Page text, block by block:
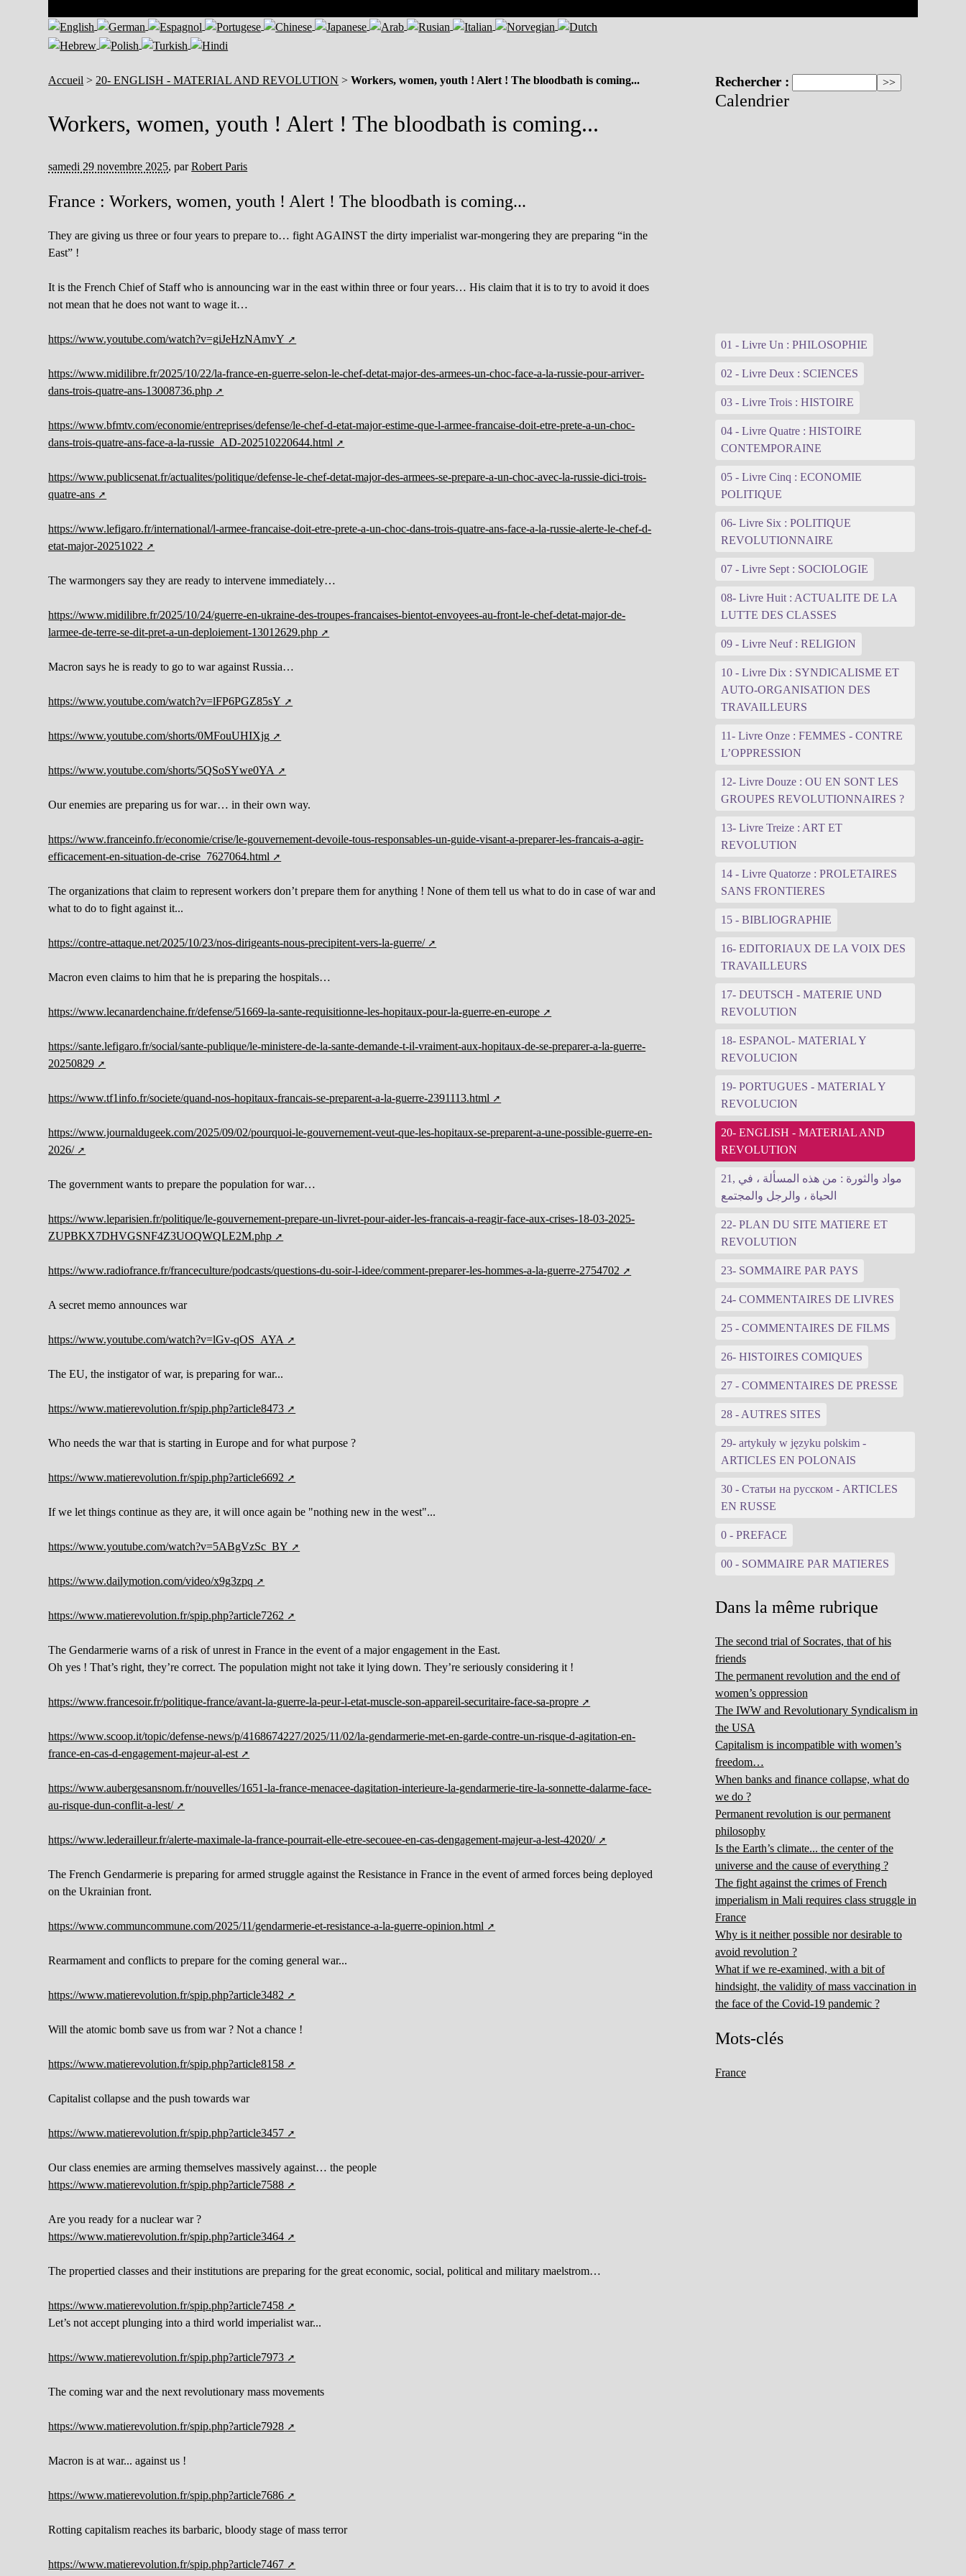
Accueil > 20- ENGLISH - MATERIAL AND REVOLUTION >Workers, women, youth ! Alert ! The bloodbath is coming...
Workers, women, youth ! Alert ! The bloodbath is coming...
samedi 29 novembre 2025,parRobert Paris
France : Workers, women, youth ! Alert ! The bloodbath is coming...
They are giving us three or four years to prepare to… fight AGAINST the dirty imperialist war-mongering they are preparing “in the
East” !
It is the French Chief of Staff who is announcing war in the east within three or four years… His claim that it is to try to avoid it does
not mean that he does not want to wage it…
https://www.youtube.com/watch?v=giJeHzNAmvY
https://www.midilibre.fr/2025/10/22/la-france-en-guerre-selon-le-chef-detat-major-des-armees-un-choc-face-a-la-russie-pour-arriver-
dans-trois-quatre-ans-13008736.php
https://www.bfmtv.com/economie/entreprises/defense/le-chef-d-etat-major-estime-que-l-armee-francaise-doit-etre-prete-a-un-choc-
dans-trois-quatre-ans-face-a-la-russie_AD-202510220644.html
https://www.publicsenat.fr/actualites/politique/defense-le-chef-detat-major-des-armees-se-prepare-a-un-choc-avec-la-russie-dici-trois-
quatre-ans
https://www.lefigaro.fr/international/l-armee-francaise-doit-etre-prete-a-un-choc-dans-trois-quatre-ans-face-a-la-russie-alerte-le-chef-d-
etat-major-20251022
The warmongers say they are ready to intervene immediately…
https://www.midilibre.fr/2025/10/24/guerre-en-ukraine-des-troupes-francaises-bientot-envoyees-au-front-le-chef-detat-major-de-
larmee-de-terre-se-dit-pret-a-un-deploiement-13012629.php
Macron says he is ready to go to war against Russia…
https://www.youtube.com/watch?v=lFP6PGZ85sY
https://www.youtube.com/shorts/0MFouUHIXjg
https://www.youtube.com/shorts/5QSoSYwe0YA
Our enemies are preparing us for war… in their own way.
https://www.franceinfo.fr/economie/crise/le-gouvernement-devoile-tous-responsables-un-guide-visant-a-preparer-les-francais-a-agir-
efficacement-en-situation-de-crise_7627064.html
The organizations that claim to represent workers don’t prepare them for anything ! None of them tell us what to do in case of war and
what to do to fight against it...
https://contre-attaque.net/2025/10/23/nos-dirigeants-nous-precipitent-vers-la-guerre/
Macron even claims to him that he is preparing the hospitals…
https://www.lecanardenchaine.fr/defense/51669-la-sante-requisitionne-les-hopitaux-pour-la-guerre-en-europe
https://sante.lefigaro.fr/social/sante-publique/le-ministere-de-la-sante-demande-t-il-vraiment-aux-hopitaux-de-se-preparer-a-la-guerre-
20250829
https://www.tf1info.fr/societe/quand-nos-hopitaux-francais-se-preparent-a-la-guerre-2391113.html
https://www.journaldugeek.com/2025/09/02/pourquoi-le-gouvernement-veut-que-les-hopitaux-se-preparent-a-une-possible-guerre-en-
2026/
The government wants to prepare the population for war…
https://www.leparisien.fr/politique/le-gouvernement-prepare-un-livret-pour-aider-les-francais-a-reagir-face-aux-crises-18-03-2025-
ZUPBKX7DHVGSNF4Z3UOQWQLE2M.php
https://www.radiofrance.fr/franceculture/podcasts/questions-du-soir-l-idee/comment-preparer-les-hommes-a-la-guerre-2754702
A secret memo announces war
https://www.youtube.com/watch?v=lGv-qOS_AYA
The EU, the instigator of war, is preparing for war...
https://www.matierevolution.fr/spip.php?article8473
Who needs the war that is starting in Europe and for what purpose ?
https://www.matierevolution.fr/spip.php?article6692
If we let things continue as they are, it will once again be "nothing new in the west"...
https://www.youtube.com/watch?v=5ABgVzSc_BY
https://www.dailymotion.com/video/x9g3zpq
https://www.matierevolution.fr/spip.php?article7262
The Gendarmerie warns of a risk of unrest in France in the event of a major engagement in the East.
Oh yes ! That’s right, they’re correct. The population might not take it lying down. They’re seriously considering it !
https://www.francesoir.fr/politique-france/avant-la-guerre-la-peur-l-etat-muscle-son-appareil-securitaire-face-sa-propre
https://www.scoop.it/topic/defense-news/p/4168674227/2025/11/02/la-gendarmerie-met-en-garde-contre-un-risque-d-agitation-en-
france-en-cas-d-engagement-majeur-al-est
https://www.aubergesansnom.fr/nouvelles/1651-la-france-menacee-dagitation-interieure-la-gendarmerie-tire-la-sonnette-dalarme-face-
au-risque-dun-conflit-a-lest/
https://www.lederailleur.fr/alerte-maximale-la-france-pourrait-elle-etre-secouee-en-cas-dengagement-majeur-a-lest-42020/
The French Gendarmerie is preparing for armed struggle against the Resistance in France in the event of armed forces being deployed
on the Ukrainian front.
https://www.communcommune.com/2025/11/gendarmerie-et-resistance-a-la-guerre-opinion.html
Rearmament and conflicts to prepare for the coming general war...
https://www.matierevolution.fr/spip.php?article3482
Will the atomic bomb save us from war ? Not a chance !
https://www.matierevolution.fr/spip.php?article8158
Capitalist collapse and the push towards war
https://www.matierevolution.fr/spip.php?article3457
Our class enemies are arming themselves massively against… the people
https://www.matierevolution.fr/spip.php?article7588
Are you ready for a nuclear war ?
https://www.matierevolution.fr/spip.php?article3464
The propertied classes and their institutions are preparing for the great economic, social, political and military maelstrom…
https://www.matierevolution.fr/spip.php?article7458
Let’s not accept plunging into a third world imperialist war...
https://www.matierevolution.fr/spip.php?article7973
The coming war and the next revolutionary mass movements
https://www.matierevolution.fr/spip.php?article7928
Macron is at war... against us !
https://www.matierevolution.fr/spip.php?article7686
Rotting capitalism reaches its barbaric, bloody stage of mass terror
https://www.matierevolution.fr/spip.php?article7467
Rechercher :
Calendrier
01 - Livre Un : PHILOSOPHIE
02 - Livre Deux : SCIENCES
03 - Livre Trois : HISTOIRE
04 - Livre Quatre : HISTOIRE
CONTEMPORAINE
05 - Livre Cinq : ECONOMIE
POLITIQUE
06- Livre Six : POLITIQUE
REVOLUTIONNAIRE
07 - Livre Sept : SOCIOLOGIE
08- Livre Huit : ACTUALITE DE LA
LUTTE DES CLASSES
09 - Livre Neuf : RELIGION
10 - Livre Dix : SYNDICALISME ET
AUTO-ORGANISATION DES
TRAVAILLEURS
11- Livre Onze : FEMMES - CONTRE
L’OPPRESSION
12- Livre Douze : OU EN SONT LES
GROUPES REVOLUTIONNAIRES ?
13- Livre Treize : ART ET
REVOLUTION
14 - Livre Quatorze : PROLETAIRES
SANS FRONTIERES
15 - BIBLIOGRAPHIE
16- EDITORIAUX DE LA VOIX DES
TRAVAILLEURS
17- DEUTSCH - MATERIE UND
REVOLUTION
18- ESPANOL- MATERIAL Y
REVOLUCION
19- PORTUGUES - MATERIAL Y
REVOLUCION
20- ENGLISH - MATERIAL AND
REVOLUTION
21, مواد والثورة : من هذه المسألة ، في
الحياة ، والرجل والمجتمع
22- PLAN DU SITE MATIERE ET
REVOLUTION
23- SOMMAIRE PAR PAYS
24- COMMENTAIRES DE LIVRES
25 - COMMENTAIRES DE FILMS
26- HISTOIRES COMIQUES
27 - COMMENTAIRES DE PRESSE
28 - AUTRES SITES
29- artykuły w języku polskim -
ARTICLES EN POLONAIS
30 - Статьи на русском - ARTICLES
EN RUSSE
0 - PREFACE
00 - SOMMAIRE PAR MATIERES
Dans la même rubrique
The second trial of Socrates, that of his
friends
The permanent revolution and the end of
women’s oppression
The IWW and Revolutionary Syndicalism in
the USA
Capitalism is incompatible with women’s
freedom…
When banks and finance collapse, what do
we do ?
Permanent revolution is our permanent
philosophy
Is the Earth’s climate... the center of the
universe and the cause of everything ?
The fight against the crimes of French
imperialism in Mali requires class struggle in
France
Why is it neither possible nor desirable to
avoid revolution ?
What if we re-examined, with a bit of
hindsight, the validity of mass vaccination in
the face of the Covid-19 pandemic ?
Mots-clés
France